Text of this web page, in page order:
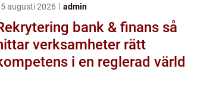
augusti 2026 admin
bank & finans så
verksamheter rätt
i en reglerad värld